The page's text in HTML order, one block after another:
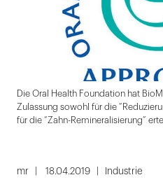
Die Oral Health Foundation hat
Zulassung sowohl für die
für die “Zahn-Remineralisierung”
1mr 18.04.2019 Industrie